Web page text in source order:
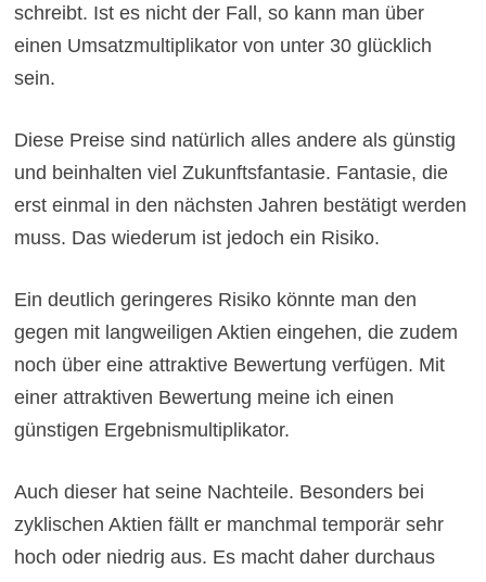
schreibt. Ist es nicht der Fall, so kann man über
einen Umsatzmultiplikator von unter 30 glücklich
sein.
Diese Preise sind natürlich alles andere als günstig
und beinhalten viel Zukunftsfantasie. Fantasie, die
erst einmal in den nächsten Jahren bestätigt werden
muss. Das wiederum ist jedoch ein Risiko.
Ein deutlich geringeres Risiko könnte man den
gegen mit langweiligen Aktien eingehen, die zudem
noch über eine attraktive Bewertung verfügen. Mit
einer attraktiven Bewertung meine ich einen
günstigen Ergebnismultiplikator.
Auch dieser hat seine Nachteile. Besonders bei
zyklischen Aktien fällt er manchmal temporär sehr
hoch oder niedrig aus. Es macht daher durchaus